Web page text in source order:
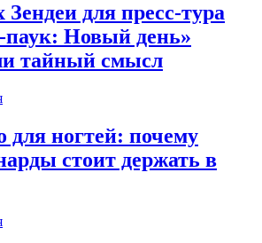
Зендеи для пресс-тура
паук: Новый день»
тайный смысл
для ногтей: почему
стоит держать в